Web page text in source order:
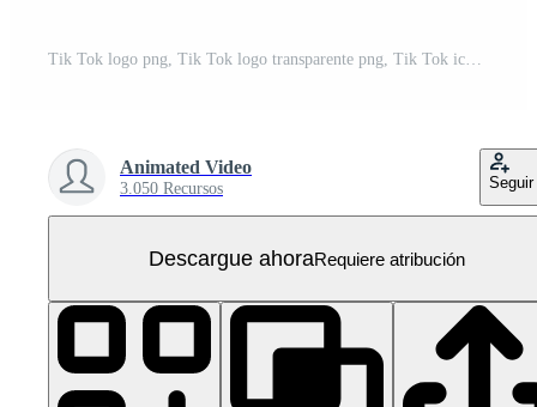
Tik Tok logo png, Tik Tok logo transparente png, Tik Tok icono transparente gratis png
Animated Video
3.050 Recursos Seguir
Descargue ahoraRequiere atribución